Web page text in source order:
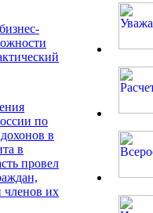
по
в
в
провел
их